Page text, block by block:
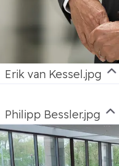
Erik van Kessel.jpg
Philipp Bessler.jpg